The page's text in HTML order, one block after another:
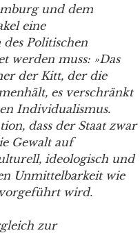
und dem
eine
Politischen
werden muss: »Das
der Kitt, der die
es verschränkt
Individualismus.
dass der Staat zwar
Gewalt auf
ideologisch und
Unmittelbarkeit wie
wird.
zur